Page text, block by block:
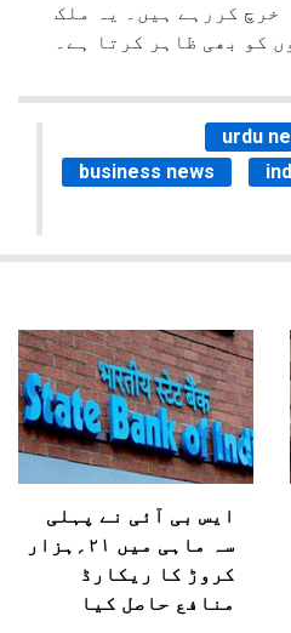
کررہے ہیں۔ یہ ملک
کو بھی ظاہر کرتا ہے۔
urdu
business news
ایس بی آئی نے پہلی
سہ ماہی میں ۲۱؍ہزار
کروڑ کا ریکارڈ
منافع حاصل کیا